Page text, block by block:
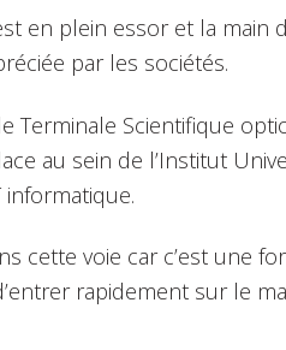
en plein essor et la main
par les sociétés.
Terminale Scientifique
au sein de l’Institut
informatique.
cette voie car c’est une
rapidement sur le